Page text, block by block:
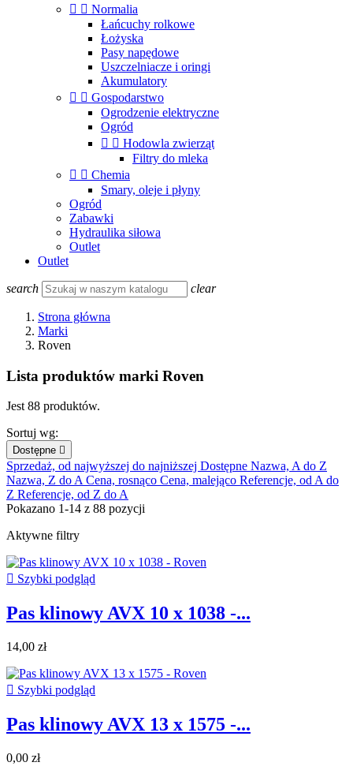
  Normalia
Łańcuchy rolkowe
Łożyska
Pasy napędowe
Uszczelniacze i oringi
Akumulatory
  Gospodarstwo
Ogrodzenie elektryczne
Ogród
  Hodowla zwierząt
Filtry do mleka
  Chemia
Smary, oleje i płyny
Ogród
Zabawki
Hydraulika siłowa
Outlet
Outlet
search clear
Strona główna
Marki
Roven
Lista produktów marki Roven
Jest 88 produktów.
Sortuj wg:
Dostępne 
Sprzedaż, od najwyższej do najniższej Dostępne Nazwa, A do Z
Nazwa, Z do ACena, rosnąco Cena, malejąco Referencje, od A do
Z Referencje, od Z do A
Pokazano 1-14 z 88 pozycji
Aktywne filtry
 Szybki podgląd
Pas klinowy AVX 10 x 1038 -...
14,00 zł
 Szybki podgląd
Pas klinowy AVX 13 x 1575 -...
0,00 zł